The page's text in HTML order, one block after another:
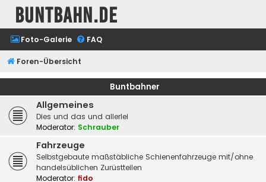
buntbahn.de
Foto-Galerie FAQ
Foren-Übersicht
Buntbahner
Allgemeines
Dies und das und allerlei
Moderator: Schrauber
Fahrzeuge
Selbstgebaute maßstäbliche Schienenfahrzeuge mit/ohne
handelsüblichen Zurüstteilen
Moderator: fido